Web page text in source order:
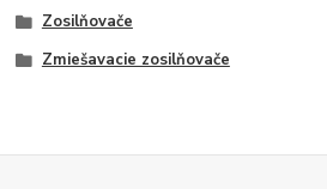
Zosilňovače
Zmiešavacie zosilňovače